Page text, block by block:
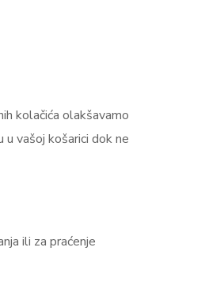
kolačića olakšavamo
vašoj košarici dok ne
ili za praćenje